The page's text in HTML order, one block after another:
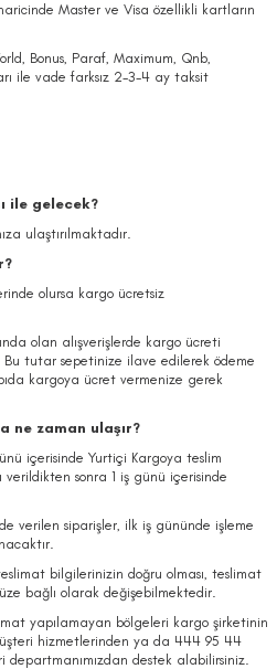
Master ve Visa özellikli kartların
Bonus, Paraf, Maximum, Qnb,
ile vade farksız 2-3-4 ay taksit
ile gelecek?
ulaştırılmaktadır.
olursa kargo ücretsiz
olan alışverişlerde kargo ücreti
Bu tutar sepetinize ilave edilerek ödeme
kargoya ücret vermenize gerek
ne zaman ulaşır?
içerisinde Yurtiçi Kargoya teslim
sonra 1 iş günü içerisinde
verilen siparişler, ilk iş gününde işleme
bilgilerinizin doğru olması, teslimat
bağlı olarak değişebilmektedir.
yapılamayan bölgeleri kargo şirketinin
hizmetlerinden ya da 444 95 44
destek alabilirsiniz.